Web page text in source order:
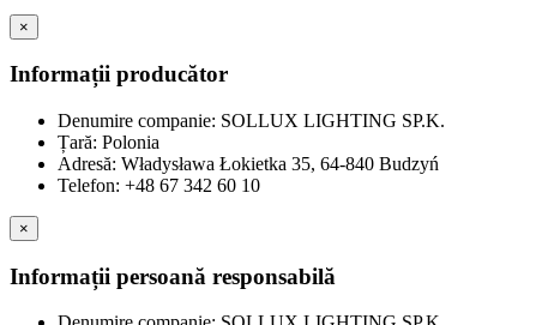
×
Informații producător
Denumire companie: SOLLUX LIGHTING SP.K.
Țară: Polonia
Adresă: Władysława Łokietka 35, 64-840 Budzyń
Telefon: +48 67 342 60 10
×
Informații persoană responsabilă